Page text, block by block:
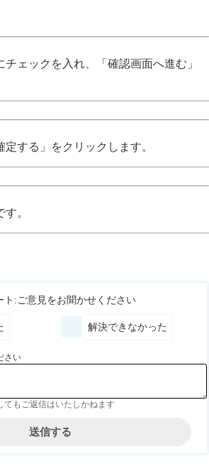
ェックを入れ、「確認画面へ進む」
する」をクリックします。
。
ト:ご意見をお聞かせください
解決できなかった
さい
てもご返信はいたしかねます